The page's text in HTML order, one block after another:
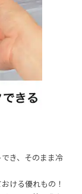
き、そのまま冷
ける優れもの！